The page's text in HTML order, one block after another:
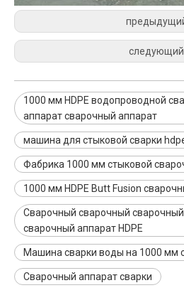
1000 мм HDPE водопроводной
аппарат сварочный аппарат
машина для стыковой сварки
Фабрика 1000 мм стыковой
1000 мм HDPE Butt Fusion
Сварочный сварочный
сварочный аппарат HDPE
Машина сварки воды на 1000 мм
Сварочный аппарат сварки